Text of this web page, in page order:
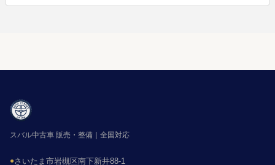
スバル中古車 販売・整備｜全国対応
●さいたま市岩槻区南下新井88-1